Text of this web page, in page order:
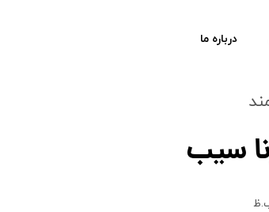
درباره ما
تترون عرض ۲ :درنا سیب